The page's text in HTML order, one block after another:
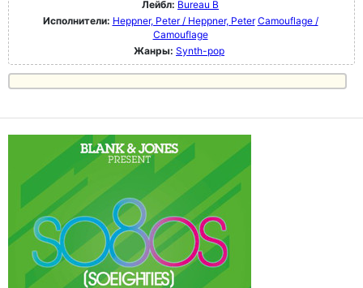
Лейбл: Bureau B
Исполнители: Heppner, Peter / Heppner, Peter Camouflage /
Camouflage
Жанры: Synth-pop